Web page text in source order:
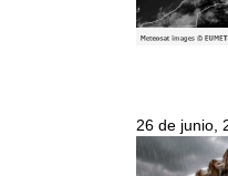
26 de junio,